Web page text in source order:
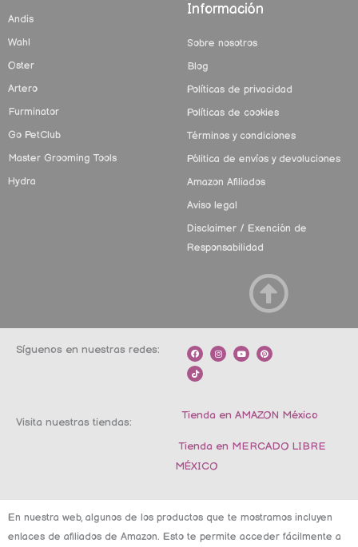
Andis
Wahl
Oster
Artero
Furminator
Go PetClub
Master Grooming Tools
Hydra
Información
Sobre nosotros
Blog
Políticas de privacidad
Políticas de cookies
Términos y condiciones
Pólitica de envíos y devoluciones
Amazon Afiliados
Aviso legal
Disclaimer / Exención de
Responsabilidad
Síguenos en nuestras redes:
F
a
c
e
b
I
n
s
m
Y
o
u
P
i
n
t
T
i
k
t
o
Visita nuestras tiendas:
Tienda en AMAZON México
Tienda en MERCADO LIBRE
MÉXICO
En nuestra web, algunos de los productos que te mostramos incluyen
enlaces de afiliados de Amazon. Esto te permite acceder fácilmente a